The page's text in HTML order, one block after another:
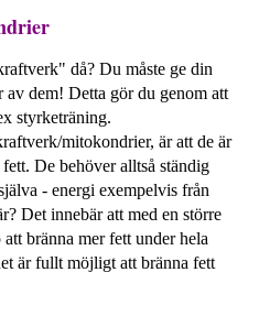
då? Du måste ge din
dem! Detta gör du genom att
styrketräning.
mitokondrier, är att de är
De behöver alltså ständig
- energi exempelvis från
Det innebär att med en större
bränna mer fett under hela
är fullt möjligt att bränna fett